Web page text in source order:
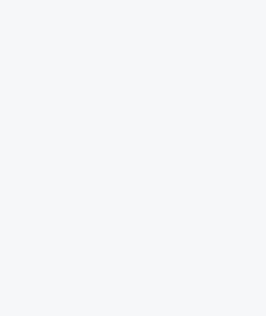
Configura ofertas para
grupos de NGR y el ciclo de
automáticamente la oferta de